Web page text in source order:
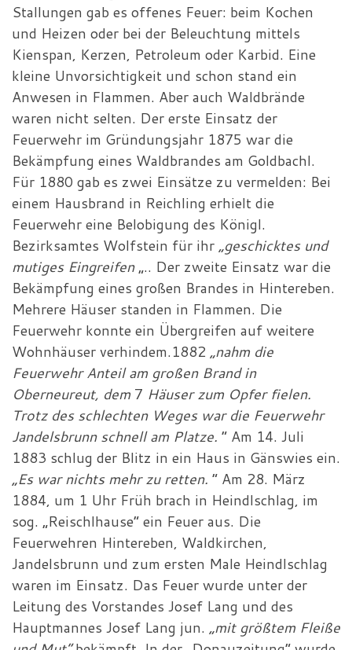
Stallungen gab es offenes Feuer: beim Kochen
und Heizen oder bei der Beleuchtung mittels
Kienspan, Kerzen, Petroleum oder Karbid. Eine
kleine Unvorsichtigkeit und schon stand ein
Anwesen in Flammen. Aber auch Waldbrände
waren nicht selten. Der erste Einsatz der
Feuerwehr im Gründungsjahr 1875 war die
Bekämpfung eines Waldbrandes am Goldbachl.
Für 1880 gab es zwei Einsätze zu vermelden: Bei
einem Hausbrand in Reichling erhielt die
Feuerwehr eine Belobigung des Königl.
Bezirksamtes Wolfstein für ihr „geschicktes und
mutiges Eingreifen„.. Der zweite Einsatz war die
Bekämpfung eines großen Brandes in Hintereben.
Mehrere Häuser standen in Flammen. Die
Feuerwehr konnte ein Übergreifen auf weitere
Wohnhäuser verhindem.1882 „nahm die
Feuerwehr Anteil am großen Brand in
Oberneureut, dem 7 Häuser zum Opfer fielen.
Trotz des schlechten Weges war die Feuerwehr
Jandelsbrunn schnell am Platze. “ Am 14. Juli
1883 schlug der Blitz in ein Haus in Gänswies ein.
„Es war nichts mehr zu retten. “ Am 28. März
1884, um 1 Uhr Früh brach in Heindlschlag, im
sog. „Reischlhause“ ein Feuer aus. Die
Feuerwehren Hintereben, Waldkirchen,
Jandelsbrunn und zum ersten Male Heindlschlag
waren im Einsatz. Das Feuer wurde unter der
Leitung des Vorstandes Josef Lang und des
Hauptmannes Josef Lang jun. „mit größtem Fleiße